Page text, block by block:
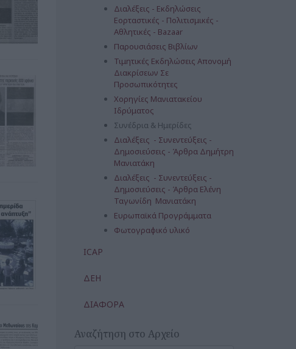
Διαλέξεις - Εκδηλώσεις
Εορταστικές - Πολιτισμικές -
Αθλητικές - Bazaar
Παρουσιάσεις Βιβλίων
Τιμητικές Εκδηλώσεις Απονομή
Διακρίσεων Σε
Προσωπικότητες
Χορηγίες Μανιατακείου
Ιδρύματος
Συνέδρια & Ημερίδες
Διαλέξεις - Συνεντεύξεις -
Δημοσιεύσεις - Άρθρα Δημήτρη
Μανιατάκη
Διαλέξεις - Συνεντεύξεις -
Δημοσιεύσεις - Άρθρα Ελένη
Ταγωνίδη Μανιατάκη
Ευρωπαϊκά Προγράμματα
Φωτογραφικό υλικό
ICAP
ΔΕΗ
ΔΙΑΦΟΡΑ
Αναζήτηση στο Αρχείο